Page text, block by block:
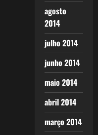
agosto
2014
julho 2014
junho 2014
maio 2014
abril 2014
março 2014